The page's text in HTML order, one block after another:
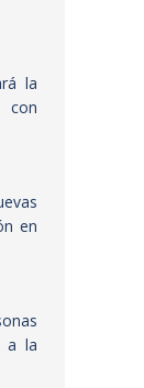
la
con
en
a la